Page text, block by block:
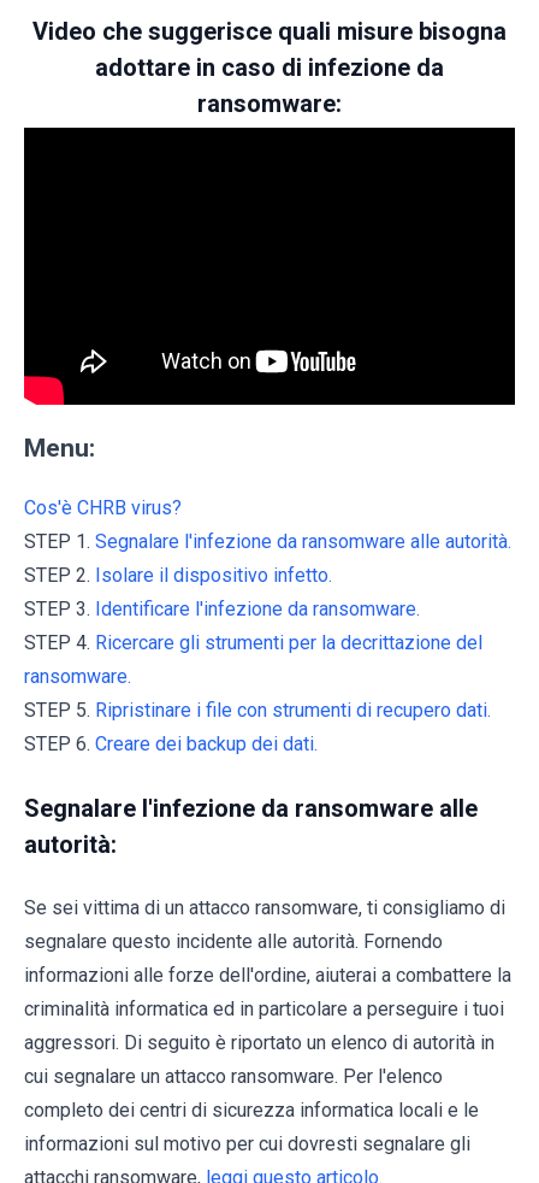
Video che suggerisce quali misure bisogna
adottare in caso di infezione da
ransomware:
Menu:
Cos'è CHRB virus?
STEP 1. Segnalare l'infezione da ransomware alle autorità.
STEP 2. Isolare il dispositivo infetto.
STEP 3. Identificare l'infezione da ransomware.
STEP 4. Ricercare gli strumenti per la decrittazione del
ransomware.
STEP 5. Ripristinare i file con strumenti di recupero dati.
STEP 6. Creare dei backup dei dati.
Segnalare l'infezione da ransomware alle
autorità:
Se sei vittima di un attacco ransomware, ti consigliamo di
segnalare questo incidente alle autorità. Fornendo
informazioni alle forze dell'ordine, aiuterai a combattere la
criminalità informatica ed in particolare a perseguire i tuoi
aggressori. Di seguito è riportato un elenco di autorità in
cui segnalare un attacco ransomware. Per l'elenco
completo dei centri di sicurezza informatica locali e le
informazioni sul motivo per cui dovresti segnalare gli
attacchi ransomware, leggi questo articolo.